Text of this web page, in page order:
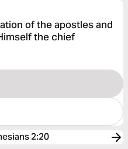
of the apostles and
the chief
2:20